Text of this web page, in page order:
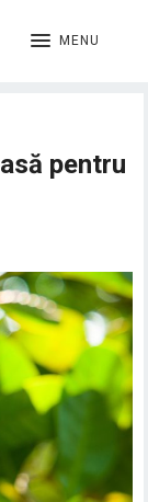
MENU
pentru